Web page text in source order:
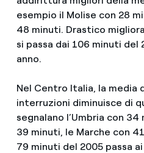
esempio il Molise con 28
48 minuti. Drastico
si passa dai 106 minuti del
anno.
Nel Centro Italia, la media
interruzioni diminuisce di
segnalano l’Umbria con
39 minuti, le Marche con
79 minuti del 2005 passa